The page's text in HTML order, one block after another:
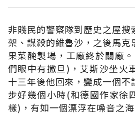
非賤民的警察隊到歷史之屋搜
架、謀殺的維魯沙，之後馬克
果菜醃製場，工廠終於關廠
們眼中有撒旦)，艾斯沙坐火
十三年後他回來，變成一個不
步好幾個小時(和德國作家徐
樣)，有如一個漂浮在噪音之